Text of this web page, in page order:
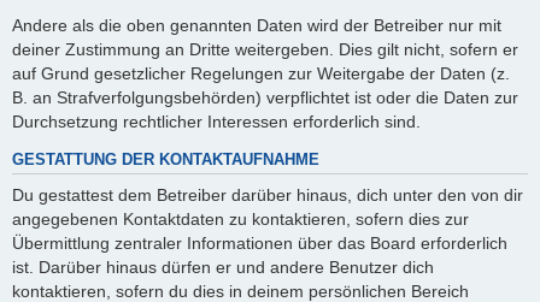
Andere als die oben genannten Daten wird der Betreiber nur mit
deiner Zustimmung an Dritte weitergeben. Dies gilt nicht, sofern er
auf Grund gesetzlicher Regelungen zur Weitergabe der Daten (z.
B. an Strafverfolgungsbehörden) verpflichtet ist oder die Daten zur
Durchsetzung rechtlicher Interessen erforderlich sind.
GESTATTUNG DER KONTAKTAUFNAHME
Du gestattest dem Betreiber darüber hinaus, dich unter den von dir
angegebenen Kontaktdaten zu kontaktieren, sofern dies zur
Übermittlung zentraler Informationen über das Board erforderlich
ist. Darüber hinaus dürfen er und andere Benutzer dich
kontaktieren, sofern du dies in deinem persönlichen Bereich